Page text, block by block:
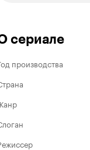
сериале
производства